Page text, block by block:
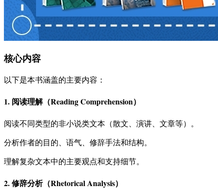
核心内容
以下是本书涵盖的主要内容：
1. 阅读理解（Reading Comprehension）
阅读不同类型的非小说类文本（散文、演讲、文章等）。
分析作者的目的、语气、修辞手法和结构。
理解复杂文本中的主要观点和支持细节。
2. 修辞分析（Rhetorical Analysis）